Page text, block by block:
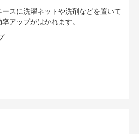
スに洗濯ネットや洗剤などを置いて
アップがはかれます。